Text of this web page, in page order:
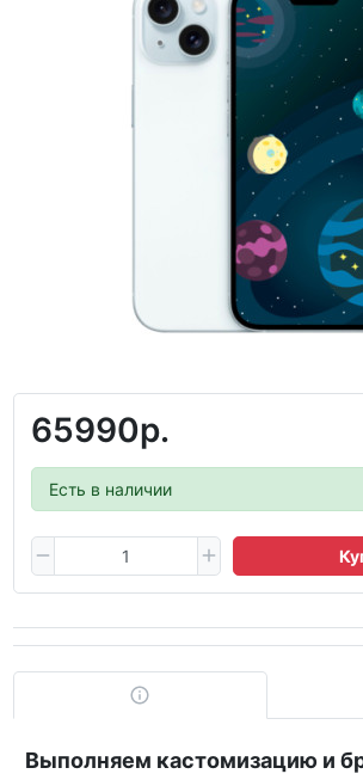
65990р.
Есть в наличии
Выполняем кастомизацию и